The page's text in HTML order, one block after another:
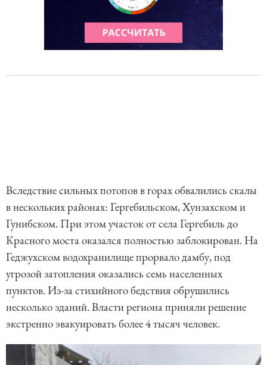
Вследствие сильных потопов в горах обвалились скалы
в нескольких районах: Гергебильском, Хунзахском и
Гунибском. При этом участок от села Гергебиль до
Красного моста оказался полностью заблокирован. На
Геджухском водохранилище прорвало дамбу, под
угрозой затопления оказались семь населенных
пунктов. Из-за стихийного бедствия обрушились
несколько зданий. Власти региона приняли решение
экстренно эвакуировать более 4 тысяч человек.